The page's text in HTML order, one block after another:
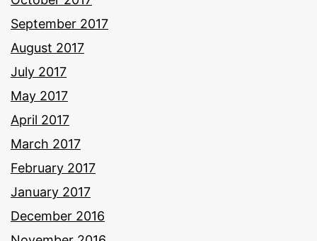
September 2017
August 2017
July 2017
May 2017
April 2017
March 2017
February 2017
January 2017
December 2016